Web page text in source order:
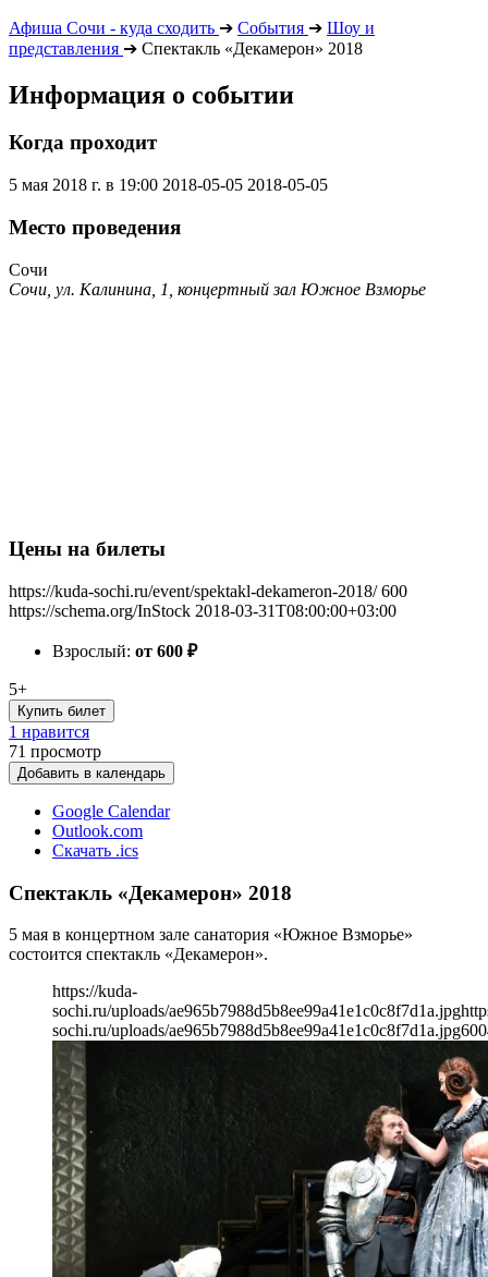
Афиша Сочи - куда сходить ➔ События ➔ Шоу и
представления ➔ Спектакль «Декамерон» 2018
Информация о событии
Когда проходит
5 мая 2018 г. в 19:00 2018-05-05 2018-05-05
Место проведения
Сочи
Сочи, ул. Калинина, 1, концертный зал Южное Взморье
Цены на билеты
https://kuda-sochi.ru/event/spektakl-dekameron-2018/ 600
https://schema.org/InStock 2018-03-31T08:00:00+03:00
Взрослый: от 600 ₽
5+
Купить билет
1 нравится
71 просмотр
Добавить в календарь
Google Calendar
Outlook.com
Скачать .ics
Спектакль «Декамерон» 2018
5 мая в концертном зале санатория «Южное Взморье»
состоится спектакль «Декамерон».
https://kuda-
sochi.ru/uploads/ae965b7988d5b8ee99a41e1c0c8f7d1a.jpg
sochi.ru/uploads/ae965b7988d5b8ee99a41e1c0c8f7d1a.jpg600